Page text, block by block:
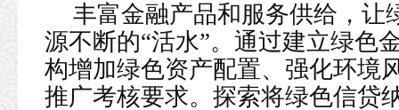
丰富金融产品和服务供给，让
源不断的“活水”。通过建立绿色
构增加绿色资产配置、强化环境
推广考核要求。探索将绿色信贷